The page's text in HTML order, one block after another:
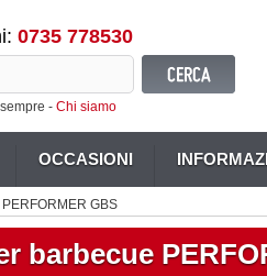
0735 778530
- Chi siamo
OCCASIONI
GBS
barbecue